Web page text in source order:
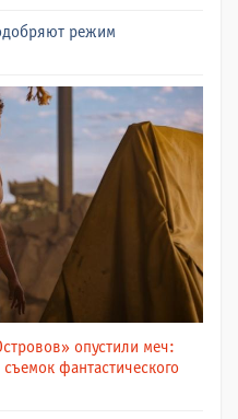
режим
опустили меч:
фантастического